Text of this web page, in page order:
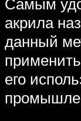
акрила
данный
его